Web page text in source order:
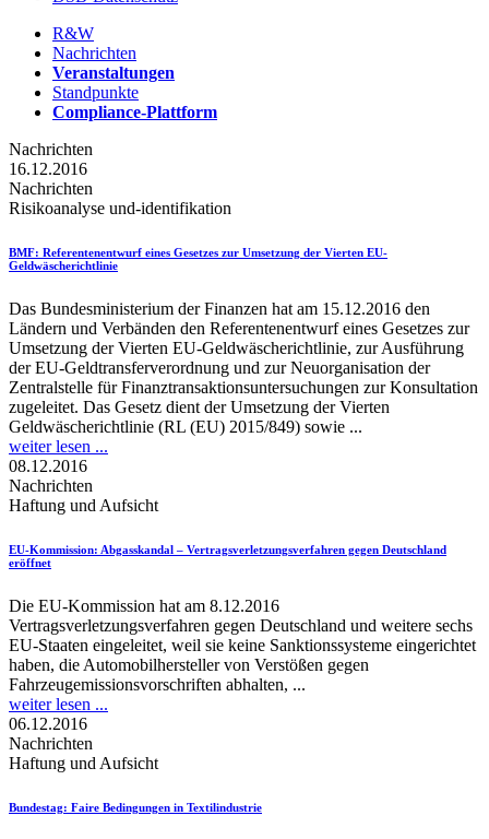
R&W
Nachrichten
Veranstaltungen
Standpunkte
Compliance-Plattform
Nachrichten
16.12.2016
Nachrichten
Risikoanalyse und-identifikation
BMF: Referentenentwurf eines Gesetzes zur Um­setzung der Vierten EU-
Geldwäscherichtlinie
Das Bundesministerium der Finanzen hat am 15.12.2016 den
Ländern und Verbänden den Referentenentwurf eines Gesetzes zur
Umsetzung der Vierten EU-Geldwäscherichtlinie, zur Ausführung
der EU-Geldtransferverordnung und zur Neuorganisation der
Zentralstelle für Finanztransaktionsuntersuchungen zur Konsultation
zugeleitet. Das Gesetz dient der Umsetzung der Vierten
Geldwäscherichtlinie (RL (EU) 2015/849) sowie ...
weiter lesen ...
08.12.2016
Nachrichten
Haftung und Aufsicht
EU-Kommission: Abgasskandal – Vertragsverletzungsverfahren gegen Deutschland
eröffnet
Die EU-Kommission hat am 8.12.2016
Vertragsverletzungsverfahren gegen Deutschland und weitere sechs
EU-Staaten eingeleitet, weil sie keine Sanktionssysteme eingerichtet
haben, die Automobilhersteller von Verstößen gegen
Fahrzeugemissionsvorschriften abhalten, ...
weiter lesen ...
06.12.2016
Nachrichten
Haftung und Aufsicht
Bundestag: Faire Bedingungen in Textilindustrie